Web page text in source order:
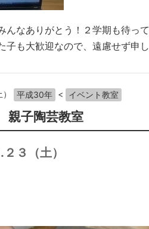
んなありがとう！２学期も待っ
子も大歓迎なので、遠慮せず申
平成30年 < イベント教室
子陶芸教室
３（土）